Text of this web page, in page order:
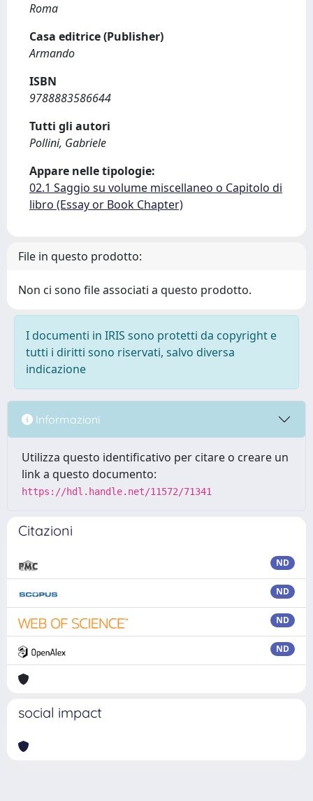
Roma
Casa editrice (Publisher)
Armando
ISBN
9788883586644
Tutti gli autori
Pollini, Gabriele
Appare nelle tipologie:
02.1 Saggio su volume miscellaneo o Capitolo di
libro (Essay or Book Chapter)
File in questo prodotto:
Non ci sono file associati a questo prodotto.
I documenti in IRIS sono protetti da copyright e
tutti i diritti sono riservati, salvo diversa
indicazione
Informazioni
Utilizza questo identificativo per citare o creare un
link a questo documento:
https://hdl.handle.net/11572/71341
Citazioni
ND
ND
ND
ND
social impact